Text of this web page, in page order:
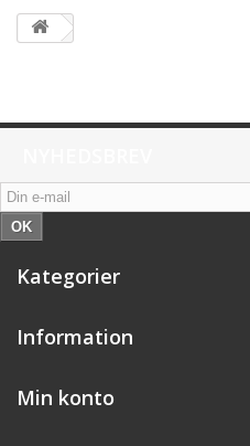
OK
Kategorier
Information
Min konto